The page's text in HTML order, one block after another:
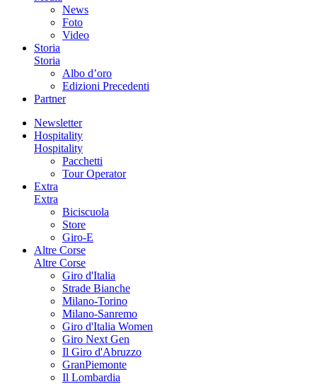
News
Foto
Video
Storia
Storia
Albo d’oro
Edizioni Precedenti
Partner
Newsletter
Hospitality
Hospitality
Pacchetti
Tour Operator
Extra
Extra
Biciscuola
Store
Giro-E
Altre Corse
Altre Corse
Giro d'Italia
Strade Bianche
Milano-Torino
Milano-Sanremo
Giro d'Italia Women
Giro Next Gen
Il Giro d'Abruzzo
GranPiemonte
Il Lombardia